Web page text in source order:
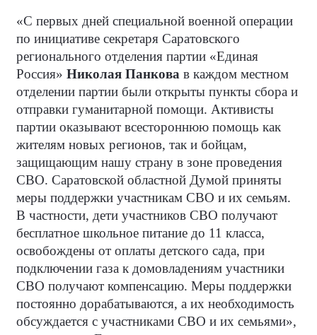
«С первых дней специальной военной операции
по инициативе секретаря Саратовского
регионального отделения партии «Единая
Россия» Николая Панкова в каждом местном
отделении партии были открыты пункты сбора и
отправки гуманитарной помощи. Активисты
партии оказывают всестороннюю помощь как
жителям новых регионов, так и бойцам,
защищающим нашу страну в зоне проведения
СВО. Саратовской областной Думой приняты
меры поддержки участникам СВО и их семьям.
В частности, дети участников СВО получают
бесплатное школьное питание до 11 класса,
освобождены от оплаты детского сада, при
подключении газа к домовладениям участники
СВО получают компенсацию. Меры поддержки
постоянно дорабатываются, а их необходимость
обсуждается с участниками СВО и их семьями»,